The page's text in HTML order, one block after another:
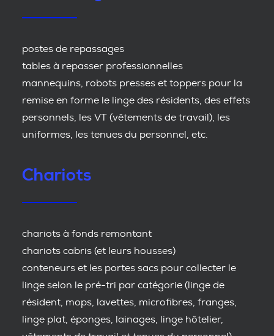
postes de repassages
tables à repasser professionnelles
mannequins, robots presses et toppers pour la
remise en forme le linge des résidents, des effets
personnels, les VT (vêtements de travail), les
uniformes, les tenues du personnel, etc.
Chariots
chariots à fonds remontant
chariots cabris (et leurs housses)
conteneurs et les portes sacs pour collecter le
linge selon le pré-tri par catégorie (linge de
résident, mops, lavettes, microfibres, franges,
linge plat, éponges, lainages, linge hôtelier,